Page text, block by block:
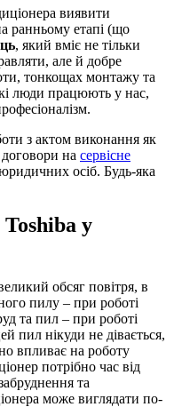
виявити
ранньому етапі (що
, який вміє не тільки
але й добре
тонкощах монтажу та
люди працюють у нас,
з актом виконання як
договори на сервісне
осіб. Будь-яка
у
обсяг повітря, в
пилу – при роботі
та пил – при роботі
пил нікуди не дівається,
впливає на роботу
потрібно час від
та
може виглядати по-